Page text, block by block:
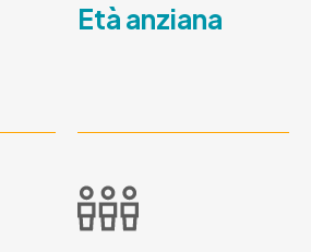
Età anziana